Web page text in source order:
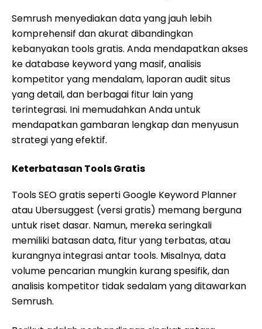
Semrush menyediakan data yang jauh lebih
komprehensif dan akurat dibandingkan
kebanyakan tools gratis. Anda mendapatkan akses
ke database keyword yang masif, analisis
kompetitor yang mendalam, laporan audit situs
yang detail, dan berbagai fitur lain yang
terintegrasi. Ini memudahkan Anda untuk
mendapatkan gambaran lengkap dan menyusun
strategi yang efektif.
Keterbatasan Tools Gratis
Tools SEO gratis seperti Google Keyword Planner
atau Ubersuggest (versi gratis) memang berguna
untuk riset dasar. Namun, mereka seringkali
memiliki batasan data, fitur yang terbatas, atau
kurangnya integrasi antar tools. Misalnya, data
volume pencarian mungkin kurang spesifik, dan
analisis kompetitor tidak sedalam yang ditawarkan
Semrush.